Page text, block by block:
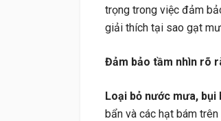
trọng trong việc đảm
giải thích tại sao gạt
Đảm bảo tầm nhìn rõ
Loại bỏ nước mưa, bụi
bẩn và các hạt bám